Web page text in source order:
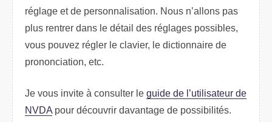
réglage et de personnalisation. Nous n’allons pas
plus rentrer dans le détail des réglages possibles,
vous pouvez régler le clavier, le dictionnaire de
prononciation, etc.
Je vous invite à consulter le guide de l’utilisateur de
NVDA pour découvrir davantage de possibilités.